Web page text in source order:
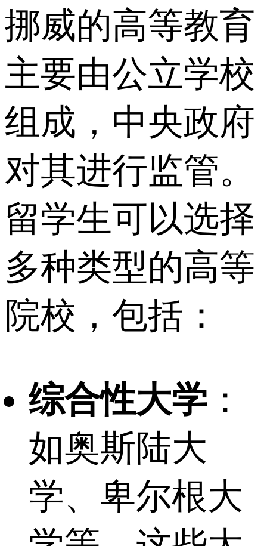
挪威的高等教育
主要由公立学校
组成，中央政府
对其进行监管。
留学生可以选择
多种类型的高等
院校，包括：
综合性大学 ：
如奥斯陆大
学、卑尔根大